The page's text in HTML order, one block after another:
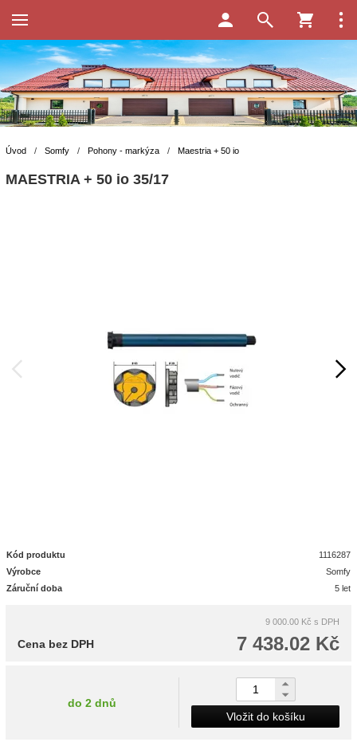
Úvod / Somfy / Pohony - markýza / Maestria + 50 io
MAESTRIA + 50 io 35/17
Kód produktu
1116287
Výrobce
Somfy
Záruční doba
5 let
9 000.00 Kč s DPH
7 438.02 Kč
Cena bez DPH
do 2 dnů
Vložit do košíku